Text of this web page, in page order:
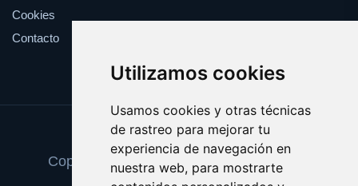
Utilizamos cookies
Usamos cookies y otras técnicas
de rastreo para mejorar tu
experiencia de navegación en
nuestra web, para mostrarte
Cookies
Contacto
Update cookies preferences
Copyright © 2025 escueladetalentos.com